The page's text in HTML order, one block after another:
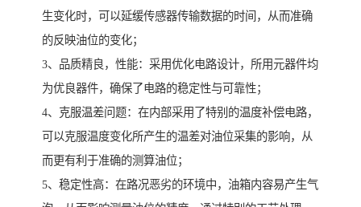
生变化时，可以延缓传感器传输数据的时间，从而准确
的反映油位的变化；
3、品质精良，性能：采用优化电路设计，所用元器件均
为优良器件，确保了电路的稳定性与可靠性；
4、克服温差问题：在内部采用了特别的温度补偿电路，
可以克服温度变化所产生的温差对油位采集的影响，从
而更有利于准确的测算油位；
5、稳定性高：在路况恶劣的环境中，油箱内容易产生气